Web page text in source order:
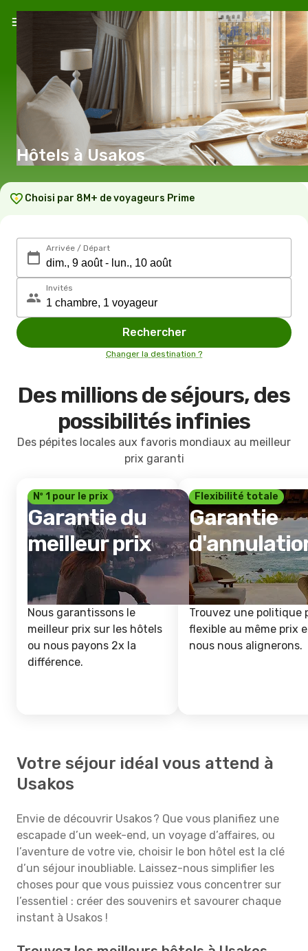
Hôtels à Usakos
Choisi par 8M+ de voyageurs Prime
Arrivée / Départ
Invités
Rechercher
Changer la destination ?
Des millions de séjours, des
possibilités infinies
Des pépites locales aux favoris mondiaux au meilleur
prix garanti
Nº 1 pour le prix
Garantie du
meilleur prix
Nous garantissons le
meilleur prix sur les hôtels
ou nous payons 2x la
différence.
Flexibilité totale
Garantie
Trouvez une politique
flexible au même prix
nous nous alignerons.
Votre séjour idéal vous attend à
Usakos
Envie de découvrir Usakos ? Que vous planifiez une
escapade d’un week-end, un voyage d’affaires, ou
l’aventure de votre vie, choisir le bon hôtel est la clé
d’un séjour inoubliable. Laissez-nous simplifier les
choses pour que vous puissiez vous concentrer sur
l’essentiel : créer des souvenirs et savourer chaque
instant à Usakos !